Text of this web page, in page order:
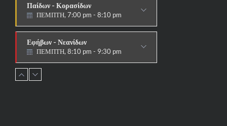
Παίδων - Κορασίδων
ΠΕΜΠΤΗ, 7:00 pm - 8:10 pm
Εφήβων - Νεανίδων
ΠΕΜΠΤΗ, 8:10 pm - 9:30 pm
ΑΥΤΟΑΜΥΝΑ
Ανδρών - Γυναικών